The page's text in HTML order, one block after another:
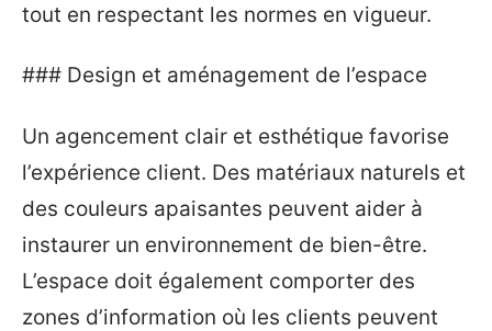
tout en respectant les normes en vigueur.
### Design et aménagement de l’espace
Un agencement clair et esthétique favorise
l’expérience client. Des matériaux naturels et
des couleurs apaisantes peuvent aider à
instaurer un environnement de bien-être.
L’espace doit également comporter des
zones d’information où les clients peuvent